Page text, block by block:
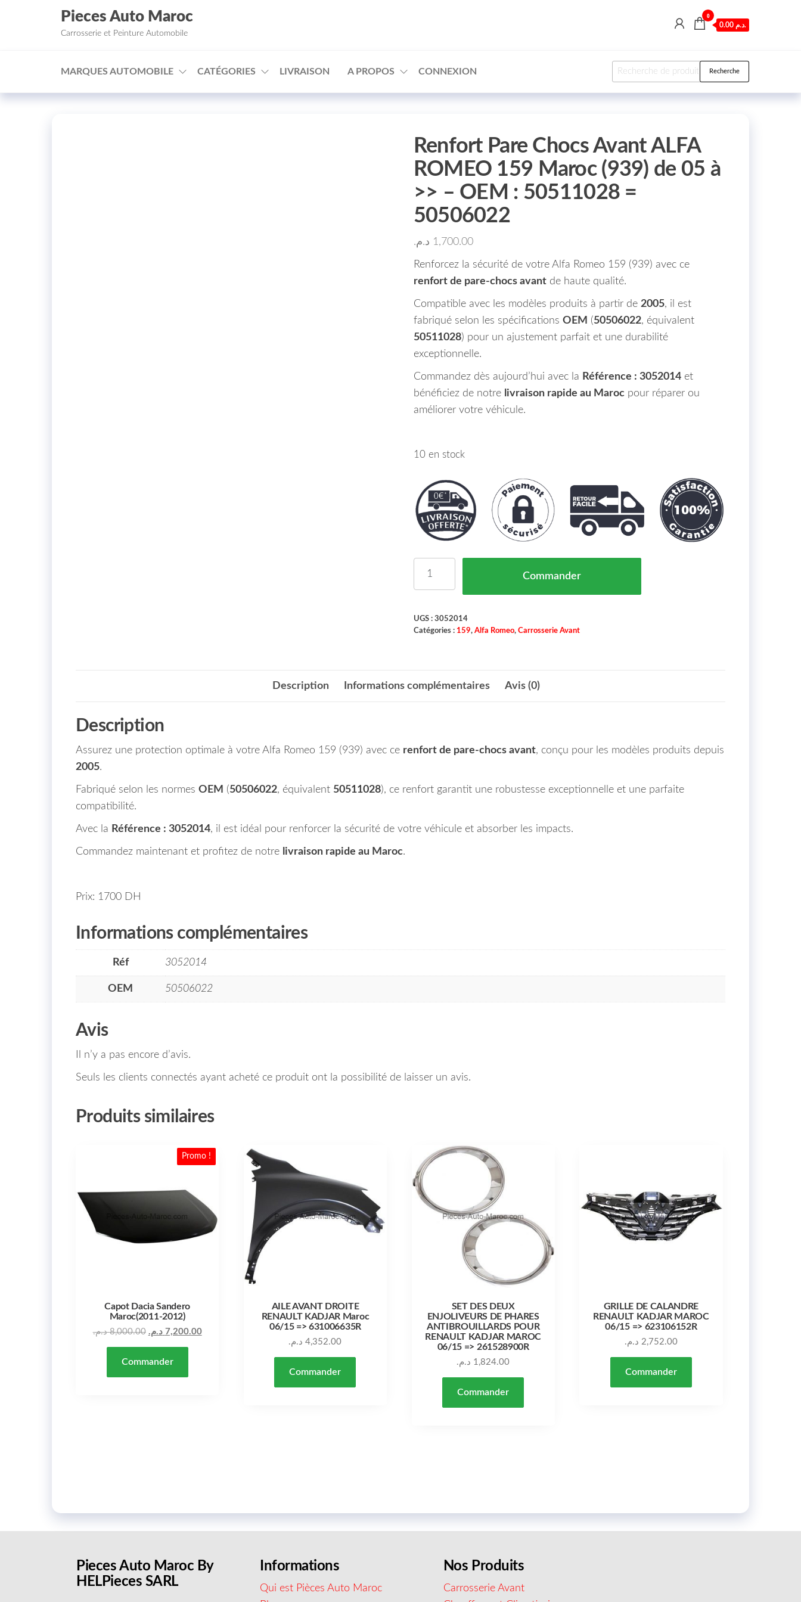
□
Aller au contenu
Pieces Auto Maroc
Carrosserie et Peinture Automobile
0
0.00 د.م.
MARQUES AUTOMOBILE CATÉGORIES LIVRAISON A PROPOS CONNEXION Recherche pour : Recherche
Renfort Pare Chocs Avant ALFA
ROMEO 159 Maroc (939) de 05 à
>> – OEM : 50511028 =
50506022
1,700.00 د.م.
Renforcez la sécurité de votre Alfa Romeo 159 (939) avec ce
renfort de pare-chocs avantde haute qualité.
Compatible avec les modèles produits à partir de 2005, il est
fabriqué selon les spécifications OEM (50506022, équivalent
50511028) pour un ajustement parfait et une durabilité
exceptionnelle.
Commandez dès aujourd’hui avec la Référence : 3052014et
bénéficiez de notre livraison rapide au Marocpour réparer ou
améliorer votre véhicule.
10 en stock
Commander
UGS : 3052014
Catégories : 159, Alfa Romeo, Carrosserie Avant
Description Informations complémentaires Avis (0)
Description
Assurez une protection optimale à votre Alfa Romeo 159 (939) avec ce renfort de pare-chocs avant, conçu pour les modèles produits depuis
2005.
Fabriqué selon les normes OEM (50506022, équivalent 50511028), ce renfort garantit une robustesse exceptionnelle et une parfaite
compatibilité.
Avec la Référence : 3052014, il est idéal pour renforcer la sécurité de votre véhicule et absorber les impacts.
Commandez maintenant et profitez de notre livraison rapide au Maroc.
Prix: 1700 DH
Informations complémentaires
Réf 3052014
OEM 50506022
Avis
Il n’y a pas encore d’avis.
Seuls les clients connectés ayant acheté ce produit ont la possibilité de laisser un avis.
Produits similaires
Promo !
Capot Dacia Sandero
Maroc(2011-2012)
8,000.00 د.م. Le prix initial était : 8,000.00 د.م.. 7,200.00 د.م. Le prix actuel est : 7,200.00 د.م..
Commander
AILE AVANT DROITE
RENAULT KADJAR Maroc
06/15 => 631006635R
4,352.00 د.م.
Commander
SET DES DEUX
ENJOLIVEURS DE PHARES
ANTIBROUILLARDS POUR
RENAULT KADJAR MAROC
06/15 => 261528900R
1,824.00 د.م.
Commander
GRILLE DE CALANDRE
RENAULT KADJAR MAROC
06/15 => 623106152R
2,752.00 د.م.
Commander
Pieces Auto Maroc By
HELPieces SARL
Informations
Qui est Pièces Auto Maroc
Nos Produits
Carrosserie Avant